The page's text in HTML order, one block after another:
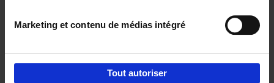
Marketing et contenu de médias intégré
Tout autoriser